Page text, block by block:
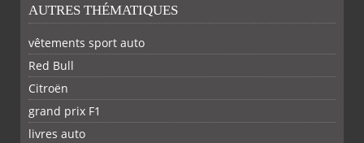
AUTRES THÉMATIQUES
vêtements sport auto
Red Bull
Citroën
grand prix F1
livres auto